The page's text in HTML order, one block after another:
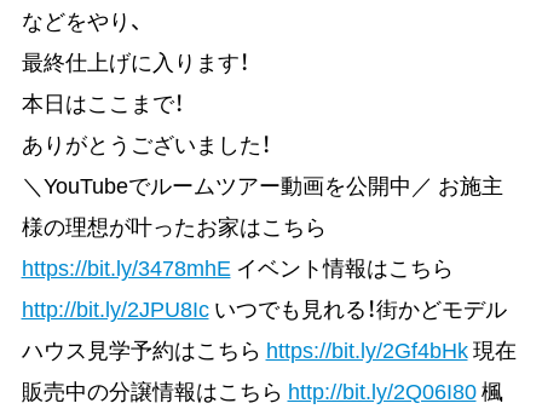
などをやり、
最終仕上げに入ります！
本日はここまで！
ありがとうございました！
＼YouTubeでルームツアー動画を公開中／ お施主
様の理想が叶ったお家はこちら
https://bit.ly/3478mhEイベント情報はこちら
http://bit.ly/2JPU8Icいつでも見れる！街かどモデル
ハウス見学予約はこちら https://bit.ly/2Gf4bHk現在
販売中の分譲情報はこちら http://bit.ly/2Q06I80楓